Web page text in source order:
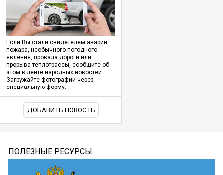
Если Вы стали свидетелем аварии,
пожара, необычного погодного
явления, провала дороги или
прорыва теплотрассы, сообщите об
этом в ленте народных новостей.
Загружайте фотографии через
специальную форму.
ДОБАВИТЬ НОВОСТЬ
ПОЛЕЗНЫЕ РЕСУРСЫ